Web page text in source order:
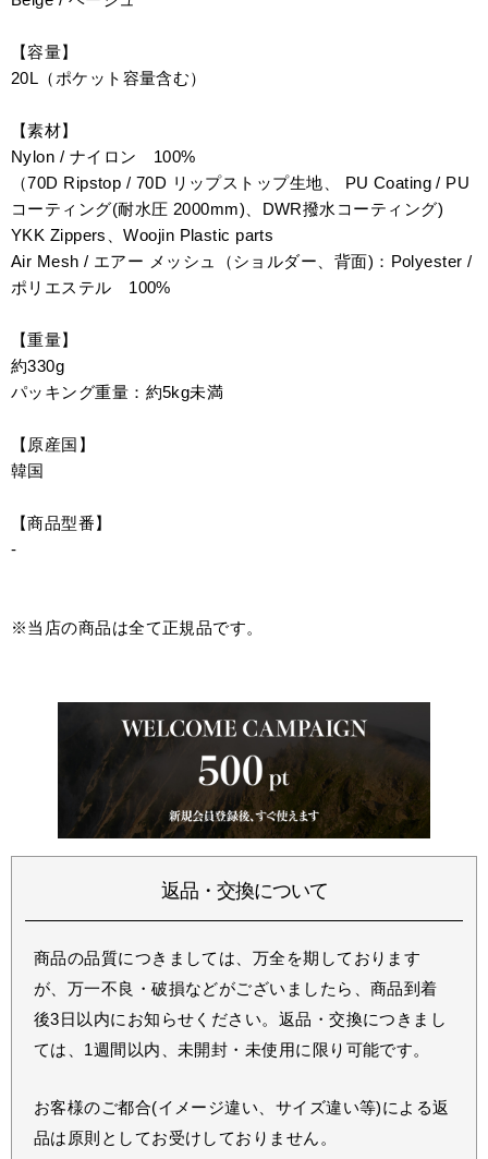
【容量】
20L（ポケット容量含む）
【素材】
Nylon / ナイロン 100%
（70D Ripstop / 70D リップストップ生地、 PU Coating / PU
コーティング(耐水圧 2000mm)、DWR撥水コーティング)
YKK Zippers、Woojin Plastic parts
Air Mesh / エアー メッシュ（ショルダー、背面)：Polyester /
ポリエステル 100%
【重量】
約330g
パッキング重量：約5kg未満
【原産国】
韓国
【商品型番】
-
※当店の商品は全て正規品です。
返品・交換について
商品の品質につきましては、万全を期しております
が、万一不良・破損などがございましたら、商品到着
後3日以内にお知らせください。返品・交換につきまし
ては、1週間以内、未開封・未使用に限り可能です。
お客様のご都合(イメージ違い、サイズ違い等)による返
品は原則としてお受けしておりません。